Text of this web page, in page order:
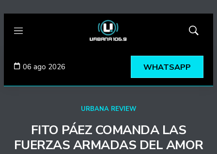
Menú
Mostrar
06 ago 2026 WHATSAPP
URBANA REVIEW
FITO PÁEZ COMANDA LAS
FUERZAS ARMADAS DEL AMOR